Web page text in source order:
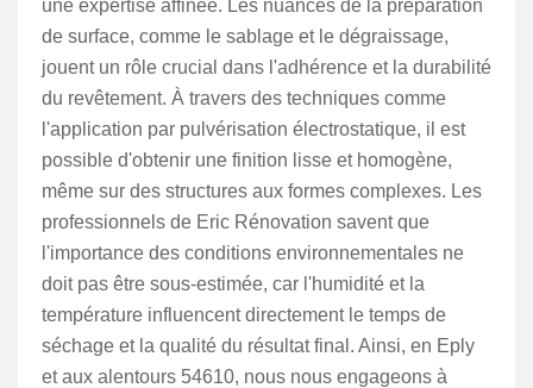
une expertise affinée. Les nuances de la préparation
de surface, comme le sablage et le dégraissage,
jouent un rôle crucial dans l'adhérence et la durabilité
du revêtement. À travers des techniques comme
l'application par pulvérisation électrostatique, il est
possible d'obtenir une finition lisse et homogène,
même sur des structures aux formes complexes. Les
professionnels de Eric Rénovation savent que
l'importance des conditions environnementales ne
doit pas être sous-estimée, car l'humidité et la
température influencent directement le temps de
séchage et la qualité du résultat final. Ainsi, en Eply
et aux alentours 54610, nous nous engageons à